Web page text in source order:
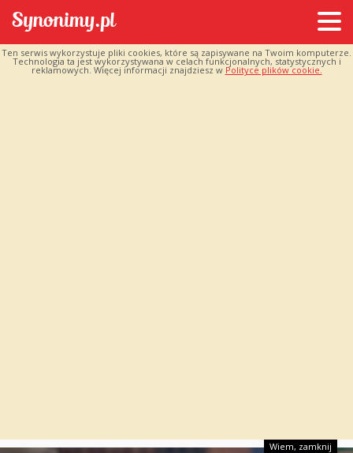
Ten serwis wykorzystuje pliki cookies, które są zapisywane na Twoim komputerze.
Technologia ta jest wykorzystywana w celach funkcjonalnych, statystycznych i
reklamowych. Więcej informacji znajdziesz w Polityce plików cookie.
Wiem, zamknij